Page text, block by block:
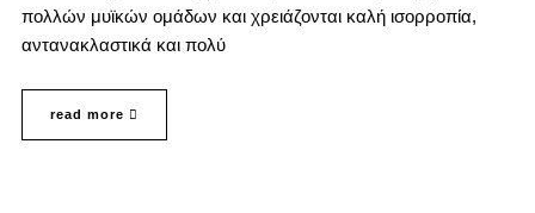
πολλών μυϊκών ομάδων και χρειάζονται καλή ισορροπία,
αντανακλαστικά και πολύ
read more